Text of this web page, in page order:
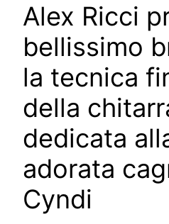
Alex Ricci
bellissimo
la tecnica
della
dedicata
adorata
Cyndi